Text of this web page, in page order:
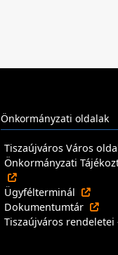
Önkormányzati oldalak
Tiszaújváros Város
Önkormányzati
Ügyfélterminál
Dokumentumtár
Tiszaújváros rendeletei